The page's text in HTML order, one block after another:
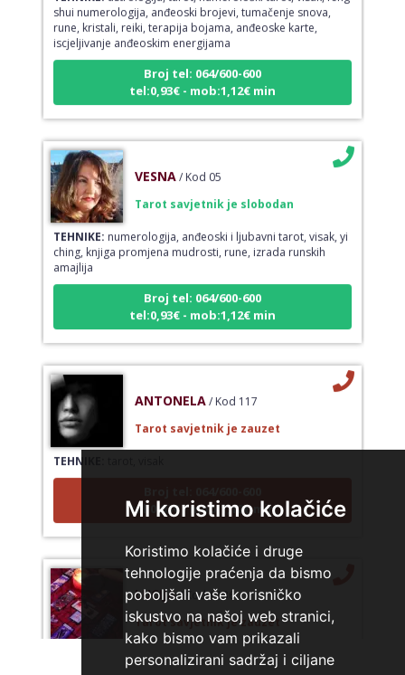
Mi koristimo kolačiće
Koristimo kolačiće i druge
tehnologije praćenja da bismo
poboljšali vaše korisničko
iskustvo na našoj web stranici,
kako bismo vam prikazali
personalizirani sadržaj i ciljane
shui numerologija, anđeoski brojevi, tumačenje snova,
rune, kristali, reiki, terapija bojama, anđeoske karte,
iscjeljivanje anđeoskim energijama
Broj tel: 064/600-600
tel:0,93€ - mob:1,12€ min
VESNA / Kod 05
Tarot savjetnik je slobodan
TEHNIKE: numerologija, anđeoski i ljubavni tarot, visak, yi
ching, knjiga promjena mudrosti, rune, izrada runskih
amajlija
Broj tel: 064/600-600
tel:0,93€ - mob:1,12€ min
ANTONELA / Kod 117
Tarot savjetnik je zauzet
TEHNIKE:
tel:0,93€ - mob:1,12€ min
LUCIJA / Kod #136
Tarot savjetnik je zauzet
sudbinske karte, anđeoske poruke